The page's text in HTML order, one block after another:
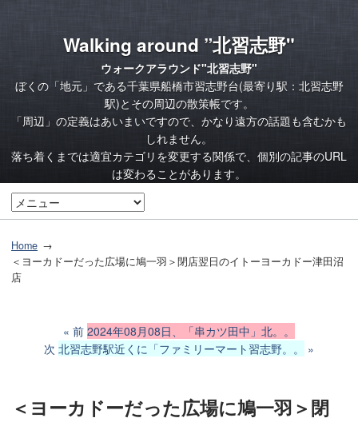
Walking around ”北習志野"
ウォークアラウンド"北習志野"
ぼくの「地元」である千葉県船橋市習志野台(最寄り駅：北習志野
駅)とその周辺の散策帳です。
「周辺」の定義はあいまいですので、かなり遠方の話題も含むかも
しれません。
落ち着くまでは適宜カテゴリを変更する関係で、個別の記事のURL
は変わることがあります。
Home
＜ヨーカドーだった広場に鳩一羽＞閉店翌日のイトーヨーカドー津田沼
店
前2024年08月08日、「串カツ田中」北。。
次 北習志野駅近くに「ファミリーマート習志野。。
＜ヨーカドーだった広場に鳩一羽＞閉